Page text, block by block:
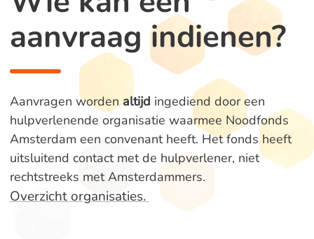
aanvraag indienen?
Aanvragen wordenaltijd ingediend door een
hulpverlenende organisatie waarmee Noodfonds
Amsterdam een convenant heeft. Het fonds heeft
uitsluitend contact met de hulpverlener, niet
rechtstreeks met Amsterdammers.
Overzicht organisaties.